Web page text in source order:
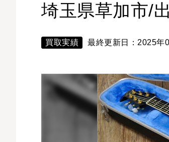
埼玉県草加市/
買取実績 最終更新日：2025年